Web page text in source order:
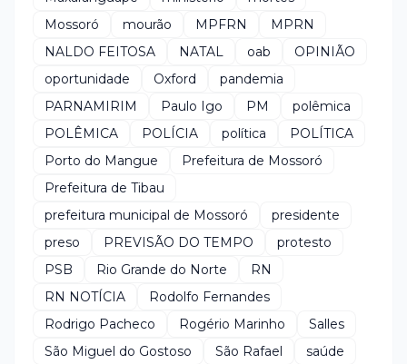
Mossoró
mourão MPFRN
MPRN
NALDO FEITOSA
NATAL oab
OPINIÃO
oportunidade
Oxford
pandemia
PARNAMIRIM
Paulo Igo PM
polêmica
POLÊMICA
POLÍCIA política
POLÍTICA
Porto do Mangue
Prefeitura de Mossoró
Prefeitura de Tibau
prefeitura municipal de Mossoró
presidente
preso
PREVISÃO DO TEMPO
protesto
PSB
Rio Grande do Norte
RN
RN NOTÍCIA
Rodolfo Fernandes
Rodrigo Pacheco
Rogério Marinho
Salles
São Miguel do Gostoso
São Rafael
saúde